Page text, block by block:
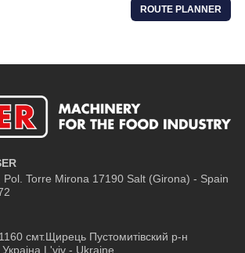
ROUTE PLANNER
Torre Mirona 17190 Salt (Girona) - Spain
смт.Щирець Пустомитівский р-н
Украіна L'viv - Ukraine